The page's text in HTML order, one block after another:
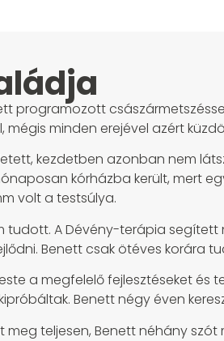
programozott
minden erejével azért
kezdetben azonban nem
kórházba került, mert
volt a testsúlya.
tudott. A Dévény-terápia segített
Benett csak ötéves korára
a megfelelő fejlesztéseket
Benett négy éven
teljesen, Benett néhány